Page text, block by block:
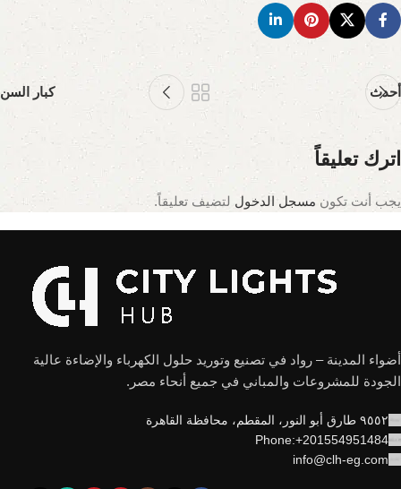
أحدث كبار السن
اترك تعليقاً
يجب أنت تكون مسجل الدخول لتضيف تعليقاً.
أضواء المدينة – رواد في تصنيع وتوريد حلول الكهرباء والإضاءة عالية
الجودة للمشروعات والمباني في جميع أنحاء مصر.
٩٥٥٢ طارق أبو النور، المقطم، محافظة القاهرة
Phone:+201554951484
info@clh-eg.com